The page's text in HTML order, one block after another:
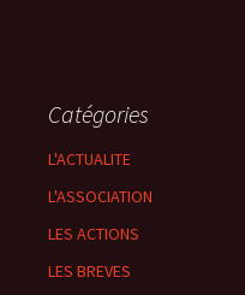
Catégories
L'ACTUALITE
L'ASSOCIATION
LES ACTIONS
LES BREVES